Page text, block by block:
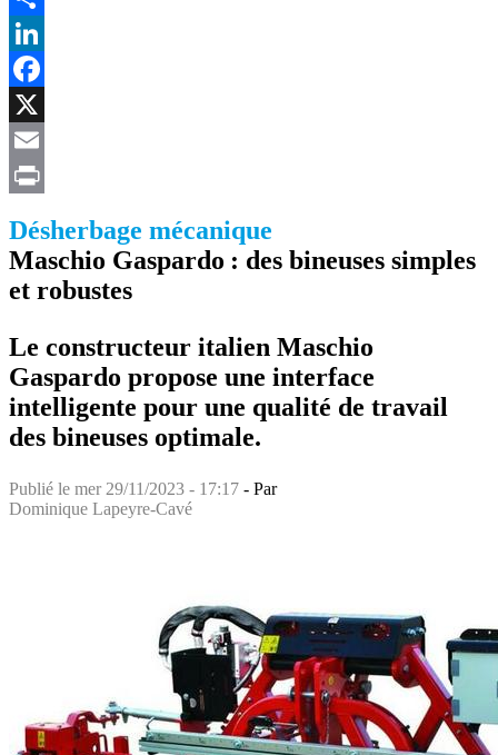
Share
LinkedIn
Facebook
X
Email
Désherbage mécanique
Maschio Gaspardo : des bineuses simples
et robustes
Le constructeur italien Maschio
Gaspardo propose une interface
intelligente pour une qualité de travail
des bineuses optimale.
Publié le mer 29/11/2023 - 17:17 - Par
Dominique Lapeyre-Cavé